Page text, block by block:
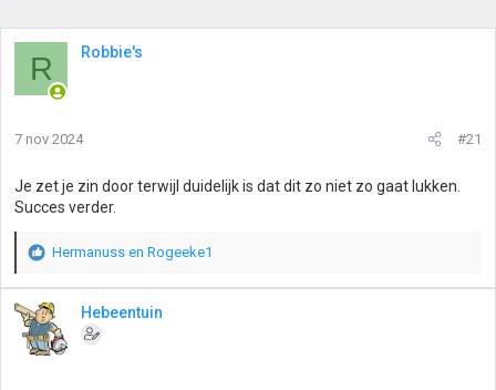
R Robbie's
7 nov 2024 #21
Je zet je zin door terwijl duidelijk is dat dit zo niet zo gaat lukken.
Succes verder.
W
r
d
e
Hermanuss en Rogeeke1
Hebeentuin